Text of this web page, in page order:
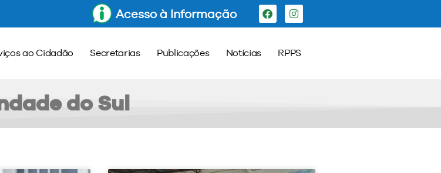
Acesso à Informação
ao Cidadão Secretarias Publicações Notícias RPPS
do Sul